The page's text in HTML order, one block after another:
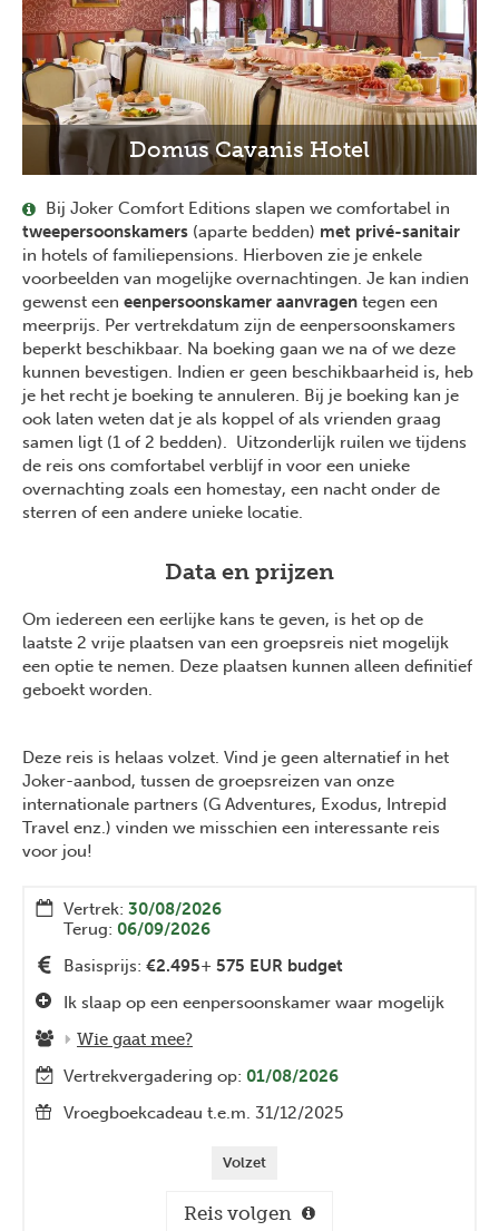
Domus Cavanis Hotel
Bij Joker Comfort Editions slapen we comfortabel in
tweepersoonskamers (aparte bedden) met privé-sanitair
in hotels of familiepensions. Hierboven zie je enkele
voorbeelden van mogelijke overnachtingen. Je kan indien
gewenst een eenpersoonskamer aanvragen tegen een
meerprijs. Per vertrekdatum zijn de eenpersoonskamers
beperkt beschikbaar. Na boeking gaan we na of we deze
kunnen bevestigen. Indien er geen beschikbaarheid is, heb
je het recht je boeking te annuleren. Bij je boeking kan je
ook laten weten dat je als koppel of als vrienden graag
samen ligt (1 of 2 bedden). Uitzonderlijk ruilen we tijdens
de reis ons comfortabel verblijf in voor een unieke
overnachting zoals een homestay, een nacht onder de
sterren of een andere unieke locatie.
Data en prijzen
Om iedereen een eerlijke kans te geven, is het op de
laatste 2 vrije plaatsen van een groepsreis niet mogelijk
een optie te nemen. Deze plaatsen kunnen alleen definitief
geboekt worden.
Deze reis is helaas volzet. Vind je geen alternatief in het
Joker-aanbod, tussen de groepsreizen van onze
internationale partners (G Adventures, Exodus, Intrepid
Travel enz.) vinden we misschien een interessante reis
voor jou!
Vertrek: 30/08/2026
Terug: 06/09/2026
Basisprijs: €2.495+ 575 EUR budget
Ik slaap op een eenpersoonskamer waar mogelijk
Wie gaat mee?
Vertrekvergadering op: 01/08/2026
Vroegboekcadeau t.e.m. 31/12/2025
Volzet
Reis volgen